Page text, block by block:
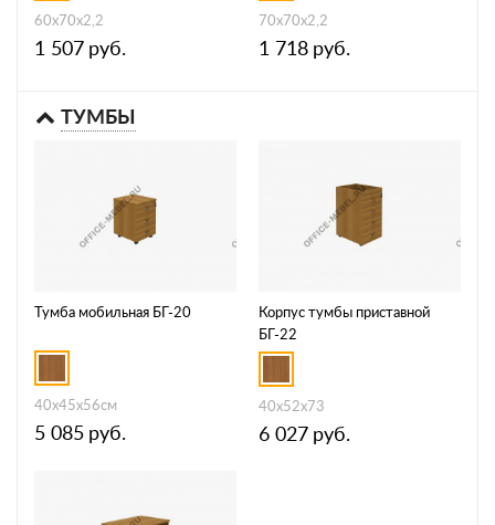
60x70x2,2
1 507 руб.
70x70x2,2
1 718 руб.
ТУМБЫ
Тумба мобильная БГ-20
40x45x56см
5 085 руб.
Корпус тумбы приставной
БГ-22
40x52x73
6 027 руб.